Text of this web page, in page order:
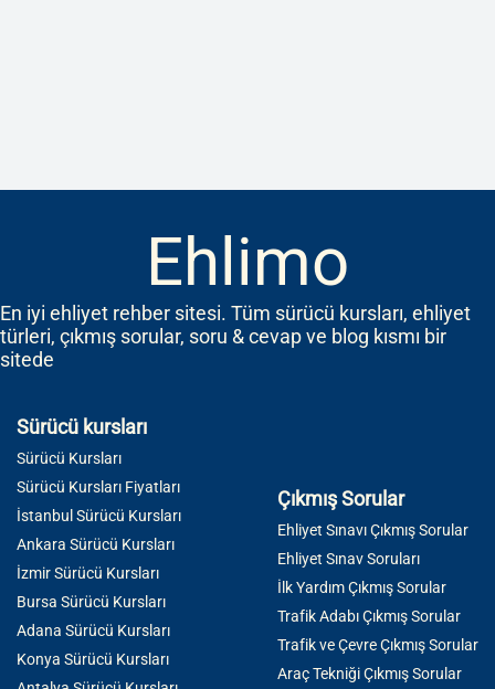
Ehlimo
En iyi ehliyet rehber sitesi. Tüm sürücü kursları, ehliyet
türleri, çıkmış sorular, soru & cevap ve blog kısmı bir
sitede
Sürücü kursları
Sürücü Kursları
Sürücü Kursları Fiyatları
İstanbul Sürücü Kursları
Ankara Sürücü Kursları
İzmir Sürücü Kursları
Bursa Sürücü Kursları
Adana Sürücü Kursları
Konya Sürücü Kursları
Çıkmış Sorular
Ehliyet Sınavı Çıkmış Sorular
Ehliyet Sınav Soruları
İlk Yardım Çıkmış Sorular
Trafik Adabı Çıkmış Sorular
Trafik ve Çevre Çıkmış Sorular
Araç Tekniği Çıkmış Sorular